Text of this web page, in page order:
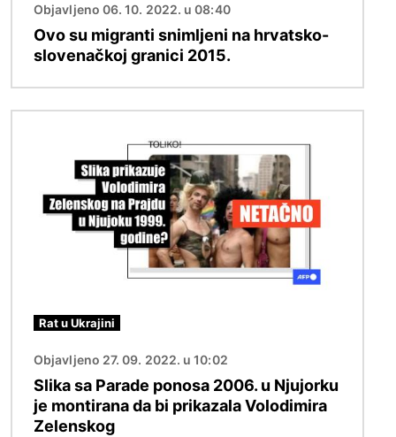
Objavljeno 06. 10. 2022. u 08:40
Ovo su migranti snimljeni na hrvatsko-
slovenačkoj granici 2015.
Rat u Ukrajini
Objavljeno 27. 09. 2022. u 10:02
Slika sa Parade ponosa 2006. u Njujorku
je montirana da bi prikazala Volodimira
Zelenskog